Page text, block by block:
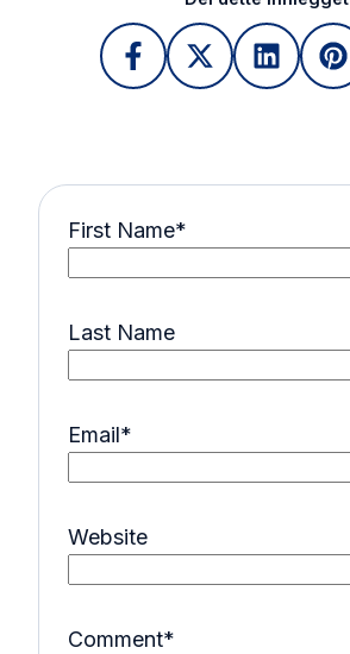
First Name*
Last Name
Email*
Website
Comment*